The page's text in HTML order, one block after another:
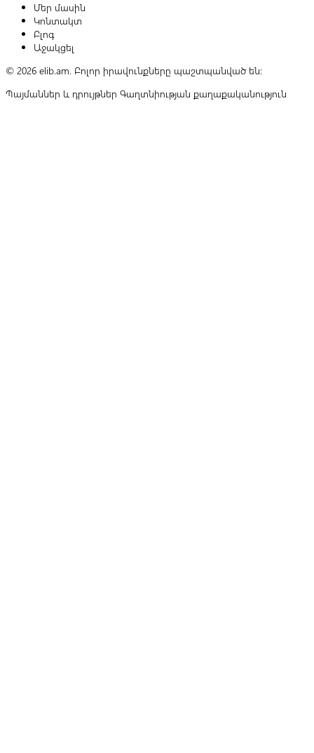
Մեր մասին
Կոնտակտ
Բլոգ
Աջակցել
© 2026 elib.am. Բոլոր իրավունքները պաշտպանված են:
Պայմաններ և դրույթներ Գաղտնիության քաղաքականություն